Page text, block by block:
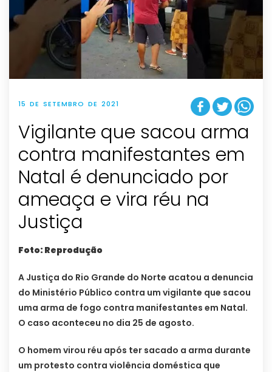
15 DE SETEMBRO DE 2021
Vigilante que sacou arma
contra manifestantes em
Natal é denunciado por
ameaça e vira réu na
Justiça
Foto: Reprodução
A Justiça do Rio Grande do Norte acatou a denuncia
do Ministério Público contra um vigilante que sacou
uma arma de fogo contra manifestantes em Natal.
O caso aconteceu no dia 25 de agosto.
O homem virou réu após ter sacado a arma durante
um protesto contra violência doméstica que